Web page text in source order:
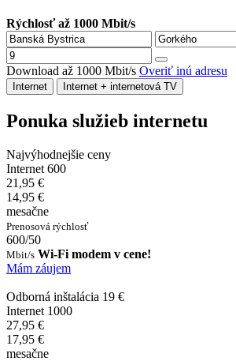
Rýchlosť až 1000 Mbit/s
Download až 1000 Mbit/s Overiť inú adresu
Internet Internet + internetová TV
Ponuka služieb internetu
Najvýhodnejšie ceny
Internet 600
21,95 €
14,95 €
mesačne
Prenosová rýchlosť
600/50
Mbit/s Wi-Fi modem v cene!
Mám záujem
Odborná inštalácia 19 €
Internet 1000
27,95 €
17,95 €
mesačne